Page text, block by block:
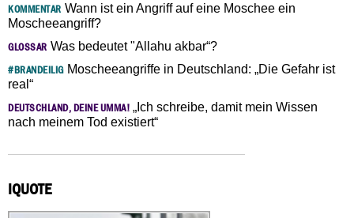
KOMMENTAR Wann ist ein Angriff auf eine Moschee ein
Moscheeangriff?
GLOSSAR Was bedeutet "Allahu akbar“?
#BRANDEILIGMoscheeangriffe in Deutschland: „Die Gefahr ist
real“
DEUTSCHLAND, DEINE UMMA! „Ich schreibe, damit mein Wissen
nach meinem Tod existiert“
IQUOTE